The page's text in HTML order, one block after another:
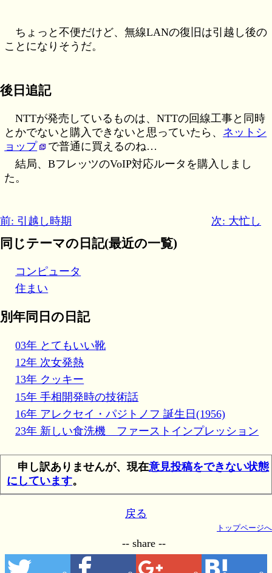
ちょっと不便だけど、無線LANの復旧は引越し後の
ことになりそうだ。
後日追記
NTTが発売しているものは、NTTの回線工事と同時
とかでないと購入できないと思っていたら、 ネットシ
ョップ
で普通に買えるのね…
結局、BフレッツのVoIP対応ルータを購入しまし
た。
前: 引越し時期 次: 大忙し
同じテーマの日記(最近の一覧)
コンピュータ
住まい
別年同日の日記
03年 とてもいい靴
12年 次女発熱
13年 クッキー
15年 手相開発時の技術話
16年 アレクセイ・パジトノフ 誕生日(1956)
23年 新しい食洗機 ファーストインプレッション
申し訳ありませんが、現在意見投稿をできない状態
にしています。
戻る
トップページへ
-- share --